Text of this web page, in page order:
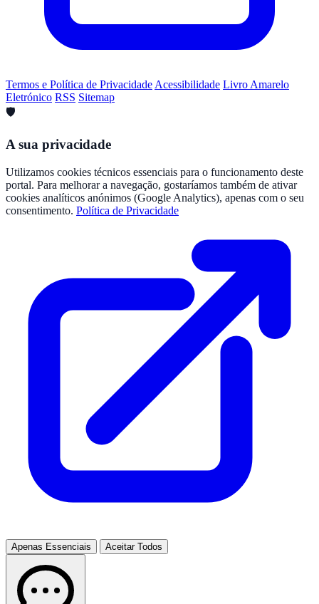
Termos e Política de Privacidade Acessibilidade Livro Amarelo
Eletrónico RSS Sitemap
🛡️
A sua privacidade
Utilizamos cookies técnicos essenciais para o funcionamento deste
portal. Para melhorar a navegação, gostaríamos também de ativar
cookies analíticos anónimos (Google Analytics), apenas com o seu
consentimento. Política de Privacidade
Apenas Essenciais Aceitar Todos